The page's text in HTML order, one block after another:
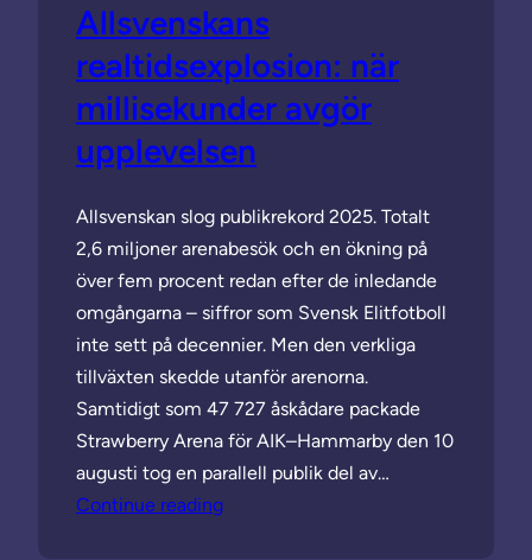
Allsvenskans
realtidsexplosion: när
millisekunder avgör
upplevelsen
Allsvenskan slog publikrekord 2025. Totalt
2,6 miljoner arenabesök och en ökning på
över fem procent redan efter de inledande
omgångarna – siffror som Svensk Elitfotboll
inte sett på decennier. Men den verkliga
tillväxten skedde utanför arenorna.
Samtidigt som 47 727 åskådare packade
Strawberry Arena för AIK–Hammarby den 10
augusti tog en parallell publik del av…
Continue reading